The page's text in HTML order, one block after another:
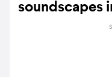
soundscapes